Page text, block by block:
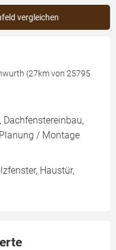
vergleichen
(27km von 25795
Dachfenstereinbau,
/ Montage
Haustür,